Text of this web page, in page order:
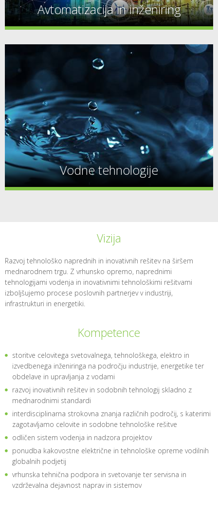
Avtomatizacija in inženiring
Vodne tehnologije
Vizija
Razvoj tehnološko naprednih in inovativnih rešitev na širšem
mednarodnem trgu. Z vrhunsko opremo, naprednimi
tehnologijami vodenja in inovativnimi tehnološkimi rešitvami
izboljšujemo procese poslovnih partnerjev v industriji,
infrastrukturi in energetiki.
Kompetence
storitve celovitega svetovalnega, tehnološkega, elektro in
izvedbenega inženiringa na področju industrije, energetike ter
obdelave in upravljanja z vodami
razvoj inovativnih rešitev in sodobnih tehnologij skladno z
mednarodnimi standardi
interdisciplinarna strokovna znanja različnih področij, s katerimi
zagotavljamo celovite in sodobne tehnološke rešitve
odličen sistem vodenja in nadzora projektov
ponudba kakovostne električne in tehnološke opreme vodilnih
globalnih podjetij
vrhunska tehnična podpora in svetovanje ter servisna in
vzdrževalna dejavnost naprav in sistemov